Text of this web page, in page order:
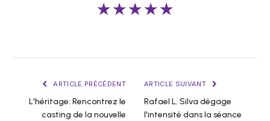
★★★★★
ARTICLE PRÉCÉDENT
L'héritage: Rencontrez le
casting de la nouvelle
ARTICLE SUIVANT
Rafael L. Silva dégage
l'intensité dans la séance